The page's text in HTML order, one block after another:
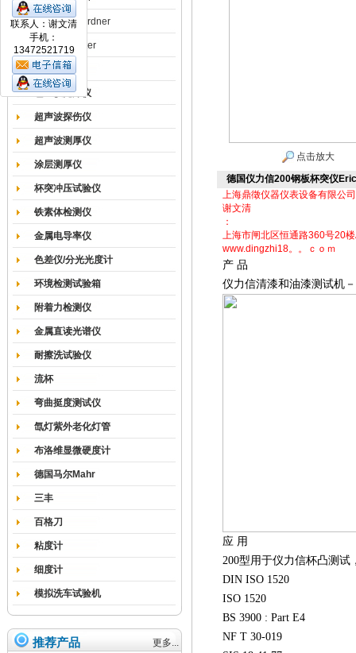
联系人：谢文清
手机：
13472521719
德国BYK-Gardner
英国Elcometer
耐磨试验机
色差仪光泽仪
超声波探伤仪
超声波测厚仪
涂层测厚仪
杯突冲压试验仪
铁素体检测仪
金属电导率仪
色差仪/分光光度计
环境检测试验箱
附着力检测仪
金属直读光谱仪
耐擦洗试验仪
流杯
弯曲挺度测试仪
氙灯紫外老化灯管
布洛维显微硬度计
德国马尔Mahr
三丰
百格刀
粘度计
细度计
模拟洗车试验机
推荐产品 更多...
点击放大
德国仪力信200钢板杯突仪
上海鼎徵仪器仪表设备有限公司
谢文清
：
上海市闸北区恒通路360号20
www.dingzhi18。。ｃｏｍ
产 品
仪力信清漆和油漆测试机
应 用
200型用于仪力信杯凸测试
DIN ISO 1520
ISO 1520
BS 3900 : Part E4
NF T 30-019